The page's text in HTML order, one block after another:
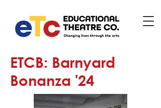
ETCB: Barnyard
Bonanza '24